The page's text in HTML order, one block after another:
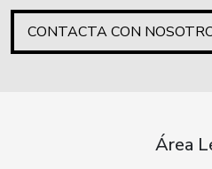
CONTACTA CON
Área